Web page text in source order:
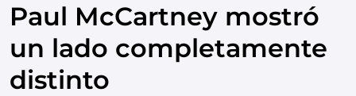
Paul McCartney mostró
un lado completamente
distinto